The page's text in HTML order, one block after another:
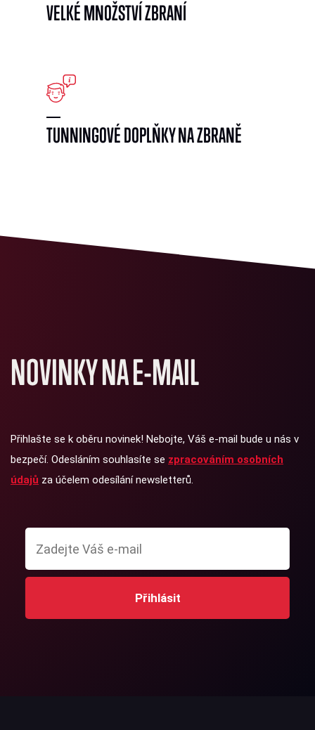
VELKÉ MNOŽSTVÍ ZBRANÍ
TUNNINGOVÉ DOPLŇKY NA ZBRANĚ
NOVINKY NA E-MAIL
Přihlašte se k oběru novinek! Nebojte, Váš e-mail bude u nás v
bezpečí. Odesláním souhlasíte se zpracováním osobních
údajů za účelem odesílání newsletterů.
Přihlásit